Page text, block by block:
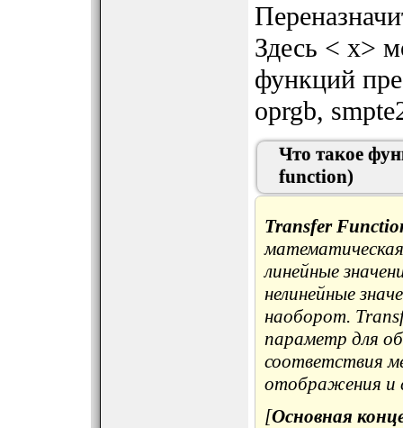
Здесь < x>
функций
oprgb,
Что такое
function)
Transfer
линейные
нелинейные
наоборот.
параметр для
соответствия
отображения и
[Основная